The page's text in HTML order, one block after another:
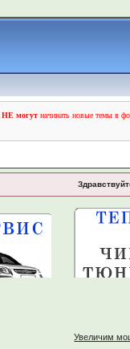
НЕ могутначинать новые темы в
Увеличим